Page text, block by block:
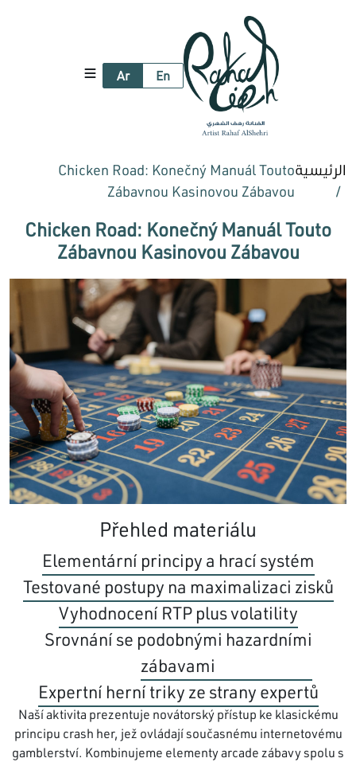
الرئيسيةChicken Road: Konečný Manuál Touto
Zábavnou Kasinovou Zábavou
En
Ar
Chicken Road: Konečný Manuál Touto
Zábavnou Kasinovou Zábavou
Přehled materiálu
Elementární principy a hrací systém
Testované postupy na maximalizaci zisků
Vyhodnocení RTP plus volatility
Srovnání se podobnými hazardními
zábavami
Expertní herní triky ze strany expertů
Naší aktivita prezentuje novátorský přístup ke klasickému
principu crash her, jež ovládají současnému internetovému
gamblerství. Kombinujeme elementy arcade zábavy spolu s